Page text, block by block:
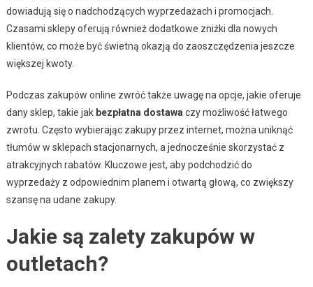
dowiadują się o nadchodzących wyprzedażach i promocjach.
Czasami sklepy oferują również dodatkowe zniżki dla nowych
klientów, co może być świetną okazją do zaoszczędzenia jeszcze
większej kwoty.
Podczas zakupów online zwróć także uwagę na opcje, jakie oferuje
dany sklep, takie jak bezpłatna dostawa czy możliwość łatwego
zwrotu. Często wybierając zakupy przez internet, można uniknąć
tłumów w sklepach stacjonarnych, a jednocześnie skorzystać z
atrakcyjnych rabatów. Kluczowe jest, aby podchodzić do
wyprzedaży z odpowiednim planem i otwartą głową, co zwiększy
szansę na udane zakupy.
Jakie są zalety zakupów w
outletach?